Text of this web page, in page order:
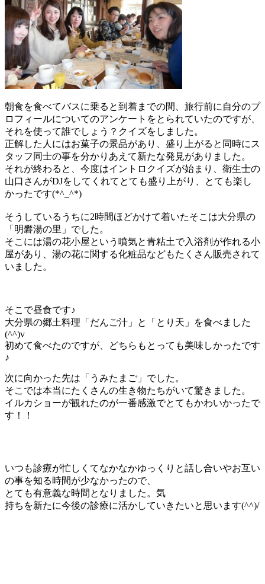
朝食を食べてバスに乗ると到着までの間、旅行前に自分のプ
ロフィールについてのアンケートをとられていたのですが、
それを使って誰でしょう？クイズをしました。
正解した人にはお菓子の景品があり、盛り上がると同時にス
タッフ同士の事を分かりあえて新たな発見がありました。
それが終わると、今度はイントロクイズが始まり、衛生士の
山口さんがDJをしてくれてとても盛り上がり、とても楽し
かったです(*^_^*)
そうしているうちに2時間ほどかけて着いたそこは大分県の
「明礬湯の里」でした。
そこには湯の花小屋という噴気と青粘土で入浴剤が作れる小
屋があり、湯の花に関する化粧品などもたくさん販売されて
いました。
そこで昼食です♪
大分県の郷土料理「だんご汁」と「とり天」を食べました
(^^)v
初めて食べたのですが、どちらもとっても美味しかったです
♪
次に向かった先は「うみたまご」でした。
そこでは本当にたくさんの生き物たちがいて驚きました。
イルカショーが観れたのが一番感激でとてもかわいかったで
す！！
いつも診療が忙しくてなかなかゆっくりと話し合いやお互い
の事を知る時間が少なかったので、
とても有意義な時間となりました。気
持ちを新たに今後の診療に活かしていきたいと思います(^^)/